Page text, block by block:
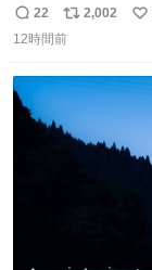
てみるか…」 駅
良いんですか？」 駅員
わ！！！！！！
返
信
22
リ
ポ
ト
2,002
い
数
12時間前